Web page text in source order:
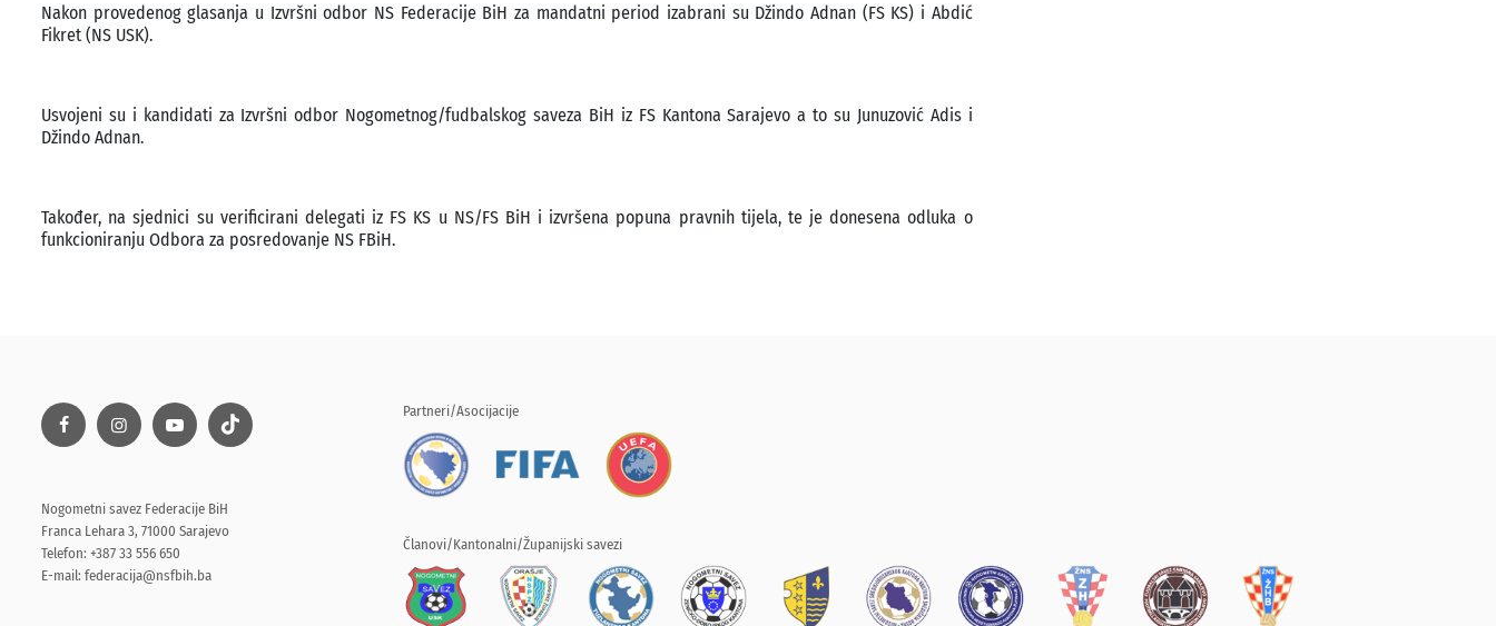
Nakon provedenog glasanja u Izvršni odbor NS Federacije BiH za mandatni period izabrani su Džindo Adnan (FS KS) i Abdić
Fikret (NS USK).
Usvojeni su i kandidati za Izvršni odbor Nogometnog/fudbalskog saveza BiH iz FS Kantona Sarajevo a to su Junuzović Adis i
Džindo Adnan.
Također, na sjednici su verificirani delegati iz FS KS u NS/FS BiH i izvršena popuna pravnih tijela, te je donesena odluka o
funkcioniranju Odbora za posredovanje NS FBiH.
Nogometni savez Federacije BiH
Franca Lehara 3, 71000 Sarajevo
Telefon: +387 33 556 650
E-mail: federacija@nsfbih.ba
Partneri/Asocijacije
Članovi/Kantonalni/Županijski savezi